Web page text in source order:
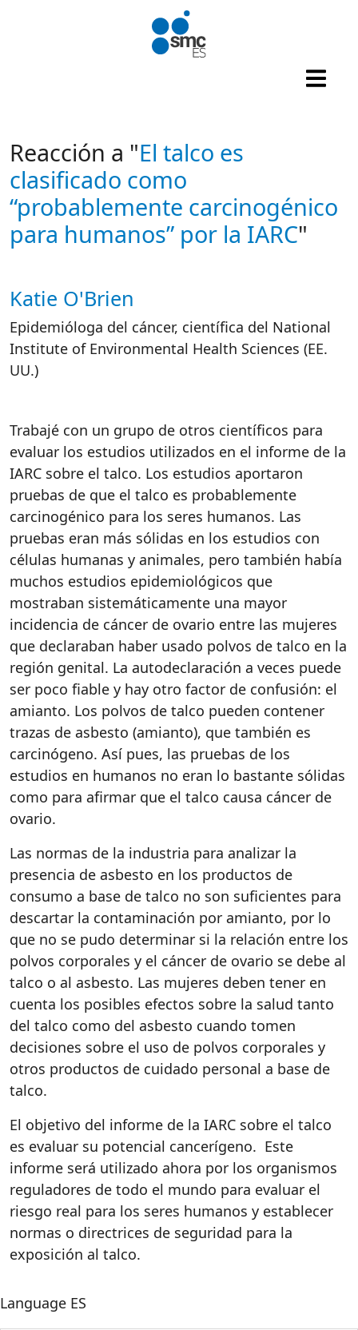
Pasar al contenido principal
Reacción a "El talco es
clasificado como
“probablemente carcinogénico
para humanos” por la IARC"
Autor/es reacciones
Katie O'Brien
Epidemióloga del cáncer, científica del National
Institute of Environmental Health Sciences (EE.
UU.)
Trabajé con un grupo de otros científicos para
evaluar los estudios utilizados en el informe de la
IARC sobre el talco. Los estudios aportaron
pruebas de que el talco es probablemente
carcinogénico para los seres humanos. Las
pruebas eran más sólidas en los estudios con
células humanas y animales, pero también había
muchos estudios epidemiológicos que
mostraban sistemáticamente una mayor
incidencia de cáncer de ovario entre las mujeres
que declaraban haber usado polvos de talco en la
región genital. La autodeclaración a veces puede
ser poco fiable y hay otro factor de confusión: el
amianto. Los polvos de talco pueden contener
trazas de asbesto (amianto), que también es
carcinógeno. Así pues, las pruebas de los
estudios en humanos no eran lo bastante sólidas
como para afirmar que el talco causa cáncer de
ovario.
Las normas de la industria para analizar la
presencia de asbesto en los productos de
consumo a base de talco no son suficientes para
descartar la contaminación por amianto, por lo
que no se pudo determinar si la relación entre los
polvos corporales y el cáncer de ovario se debe al
talco o al asbesto. Las mujeres deben tener en
cuenta los posibles efectos sobre la salud tanto
del talco como del asbesto cuando tomen
decisiones sobre el uso de polvos corporales y
otros productos de cuidado personal a base de
talco.
El objetivo del informe de la IARC sobre el talco
es evaluar su potencial cancerígeno. Este
informe será utilizado ahora por los organismos
reguladores de todo el mundo para evaluar el
riesgo real para los seres humanos y establecer
normas o directrices de seguridad para la
exposición al talco.
Language ES